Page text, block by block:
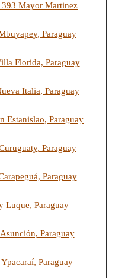
Mayor Martinez
Paraguay
Florida, Paraguay
Italia, Paraguay
Estanislao, Paraguay
Paraguay
Paraguay
Luque, Paraguay
Paraguay
Paraguay